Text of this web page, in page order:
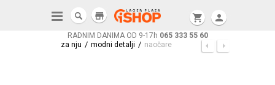
RADNIM DANIMA OD 9-17h 065 333 55 60
shopping_cart person
store
za nju / modni detalji / naočare